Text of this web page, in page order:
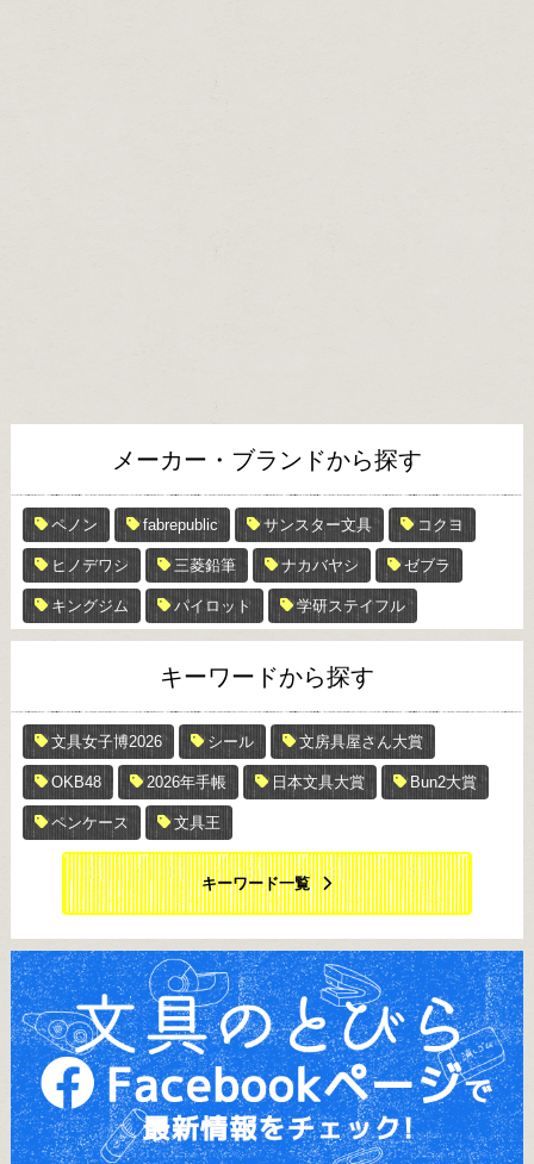
メーカー・ブランドから探す
ペノン fabrepublic サンスター文具 コクヨ
ヒノデワシ 三菱鉛筆 ナカバヤシ ゼブラ
キングジム パイロット 学研ステイフル
キーワードから探す
文具女子博2026 シール 文房具屋さん大賞
OKB48 2026年手帳 日本文具大賞 Bun2大賞
ペンケース 文具王
キーワード一覧